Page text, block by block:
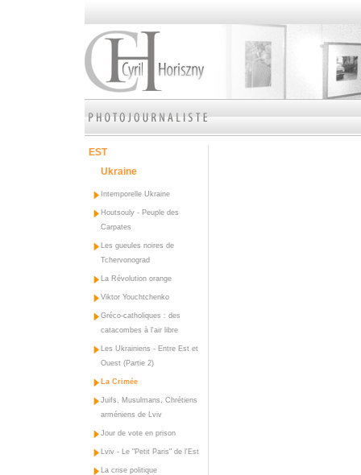
EST
Ukraine
Intemporelle Ukraine
Houtsouly - Peuple des
Carpates
Les gueules noires de
Tchervonograd
La Révolution orange
Viktor Youchtchenko
Gréco-catholiques : des
catacombes à l'air libre
Les Ukrainiens - Entre Est et
Ouest (Partie 2)
La Crimée
Juifs, Musulmans, Chrétiens
arméniens de Lviv
Jour de vote en prison
Lviv - Le "Petit Paris" de l'Est
La crise politique